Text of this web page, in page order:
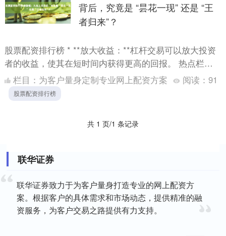
背后，究竟是 “昙花一现” 还是 “王
者归来”？
股票配资排行榜 * **放大收益：**杠杆交易可以放大投资
者的收益，使其在短时间内获得更高的回报。 热点栏目
自选股 数据中心 行情中心 资金流向 模拟交易 客....
栏目： 为客户量身定制专业网上配资方案 阅读： 91
股票配资排行榜
共 1 页/1 条记录
联华证券
联华证券致力于为客户量身打造专业的网上配资方
案。根据客户的具体需求和市场动态，提供精准的融
资服务，为客户交易之路提供有力支持。